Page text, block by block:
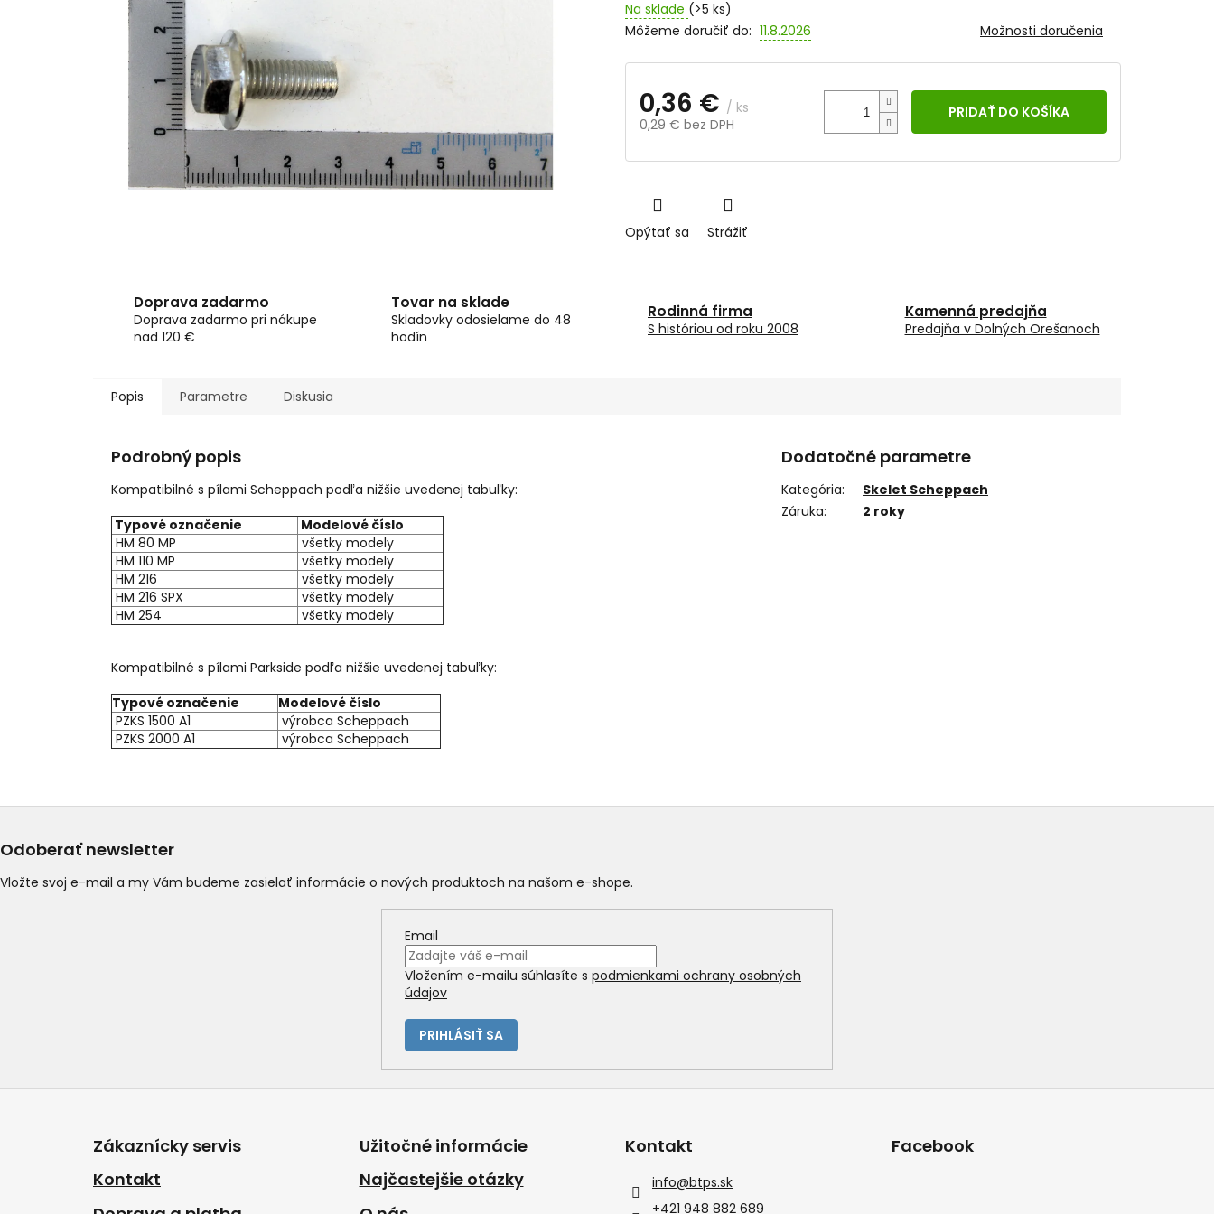
Na sklade (>5 ks)
Môžeme doručiť do: 11.8.2026 Možnosti doručenia
0,36 € / ks
0,29 € bez DPH
cena:
PRIDAŤ DO KOŠÍKA
Opýtať sa Strážiť
Doprava zadarmo
Doprava zadarmo pri nákupe
nad 120 €
Tovar na sklade
Skladovky odosielame do 48
hodín
Rodinná firma
S históriou od roku 2008
Kamenná predajňa
Predajňa v Dolných Orešanoch
Popis Parametre Diskusia
Podrobný popis
Kompatibilné s pílami Scheppach podľa nižšie uvedenej tabuľky:
Typové označenie
Modelové číslo
HM 80 MP
všetky modely
HM 110 MP
všetky modely
HM 216
všetky modely
HM 216 SPX
všetky modely
HM 254
všetky modely
Kompatibilné s pílami Parkside podľa nižšie uvedenej tabuľky:
Typové označenie
Modelové číslo
PZKS 1500 A1
výrobca Scheppach
PZKS 2000 A1
výrobca Scheppach
Dodatočné parametre
Kategória:
Skelet Scheppach
Záruka: 2 roky
Odoberať newsletter
Vložte svoj e-mail a my Vám budeme zasielať informácie o nových produktoch na našom e-shope.
Email
Vložením e-mailu súhlasíte s podmienkami ochrany osobných
údajov
PRIHLÁSIŤ SA
Zákaznícky servis
Kontakt
Užitočné informácie
Najčastejšie otázky
Kontakt
info@btps.sk
+421 948 882 689
Facebook